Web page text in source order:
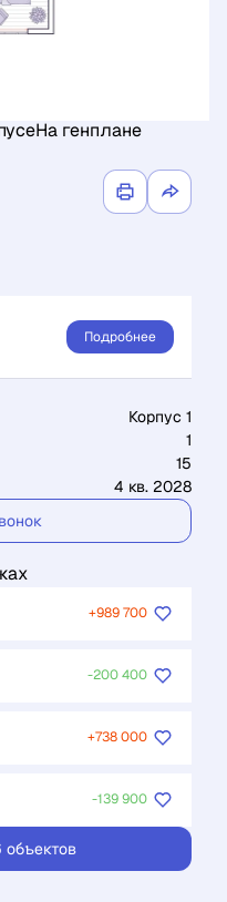
На генплане
Подробнее
Корпус 1
1
15
4 кв. 2028
+989 700
-200 400
+738 000
-139 900